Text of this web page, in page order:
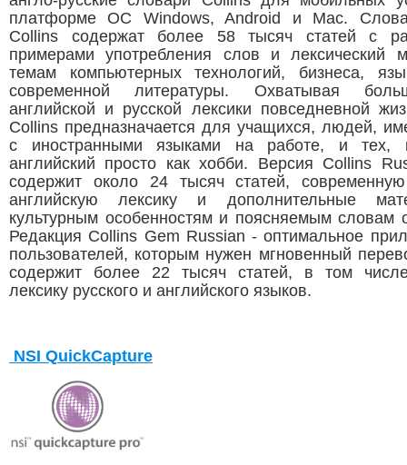
платформе ОС Windows, Android и Mac.
Collins содержат более 58 тысяч статей с
примерами употребления слов и лексический
темам компьютерных технологий, бизнеса,
современной литературы. Охватывая
английской и русской лексики повседневной
Collins предназначается для учащихся, людей,
с иностранными языками на работе, и тех,
английский просто как хобби. Версия Collins
содержит около 24 тысяч статей,
английскую лексику и дополнительные
культурным особенностям и поясняемым словам
Редакция Collins Gem Russian - оптимальное
пользователей, которым нужен мгновенный
содержит более 22 тысяч статей, в том
лексику русского и английского языков.
NSI QuickCapture